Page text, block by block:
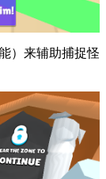
）来辅助捕捉怪